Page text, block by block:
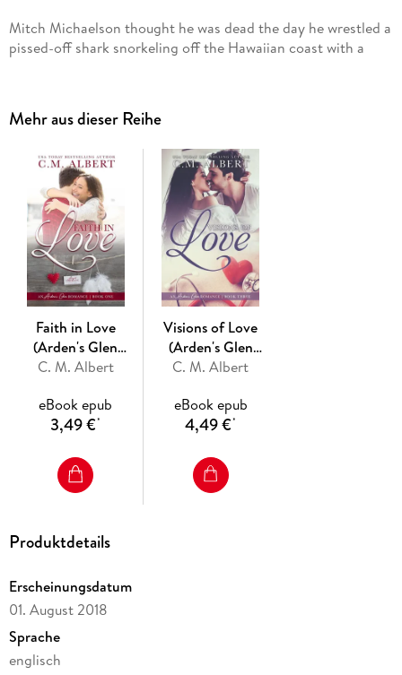
Mitch Michaelson thought he was dead the day he wrestled a
pissed-off shark snorkeling off the Hawaiian coast with a
as a famous iron sculptor. After years of intense therapy,
Mitch is finally rebuilding a new life working with kids at the
community center in his sleepy North Carolina town.
When Dez blows into Arden's Glen looking to take his picture
for some do-gooder coffee table book, Mitch wants no part
of it. He's put his glamorous past where it belongs and wants
nothing more than to lay low, help the kids in his community,
and be left alone. When fate steps in and brings the two
together to help their friends and a troubled kid in need, will
a couple of photographs and a magical one-night stand be all
the proof of love they need? Or will their two stubborn
hearts stay hell-bent on keeping their walls in place and
playing it safe forever?
Mehr aus dieser Reihe
Faith in Love
(Arden's Glen
Romance, #1)
C. M. Albert
eBook epub
3,49 €*
Visions of Love
(Arden's Glen
Romance, #3)
C. M. Albert
eBook epub
4,49 €*
Produktdetails
Erscheinungsdatum
01. August 2018
Sprache
englisch